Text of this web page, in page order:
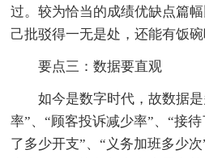
过。较为恰当的成绩优缺点篇
己批驳得一无是处，还能有饭碗
要点三：数据要直观
如今是数字时代，故数据
率”、“顾客投诉减少率”、“接
了多少开支”、“义务加班多少